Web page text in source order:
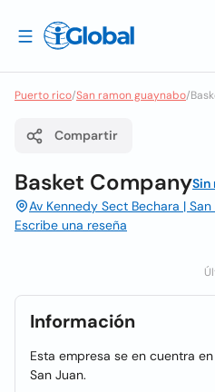
Puerto rico/San ramon guaynabo/
Compartir
Basket CompanySin
Av Kennedy Sect Bechara | San
Escribe una reseña
Información
Esta empresa se en cuentra
San Juan.